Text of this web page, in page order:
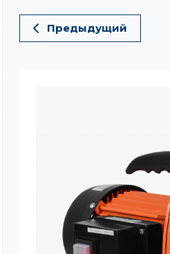
Комплектующие для ванн
Биде и писсуары
Насосы
Предыдущий